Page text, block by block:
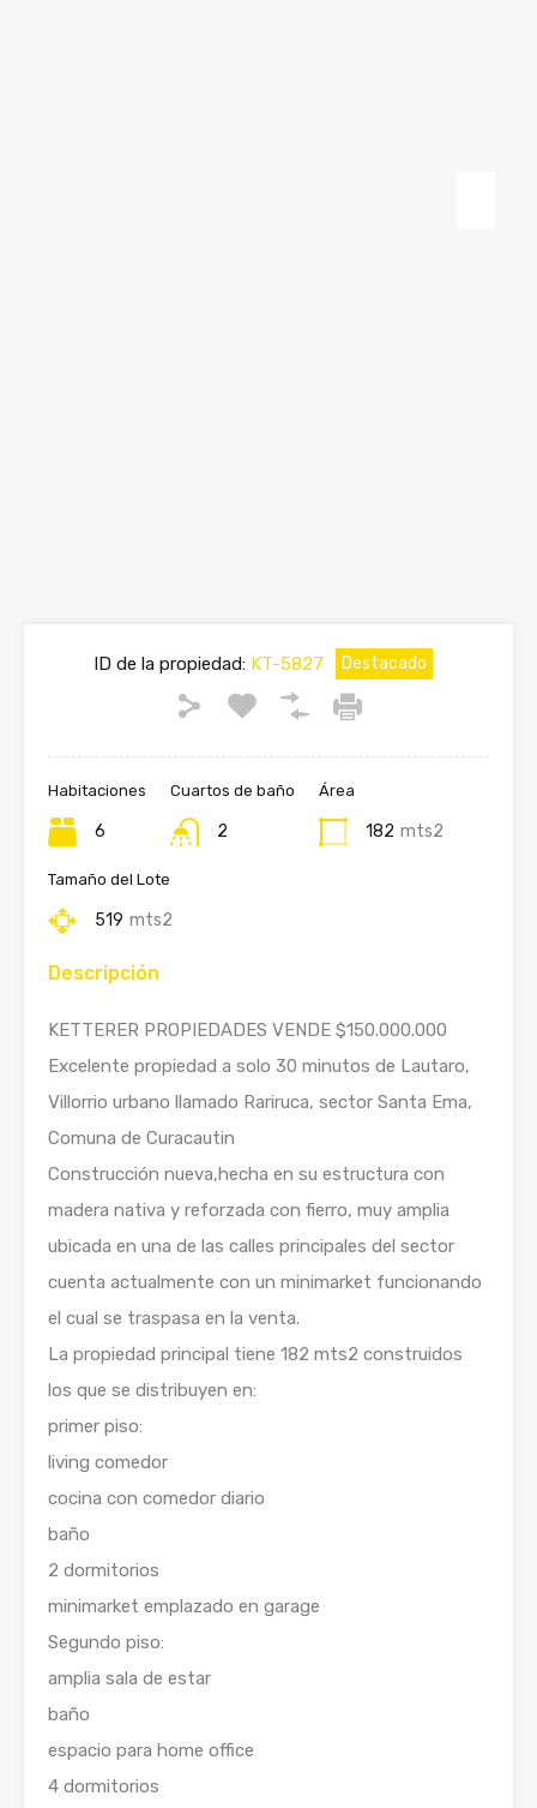
ID de la propiedad:KT-5827 Destacado
Habitaciones
6
Cuartos de baño
2
Área
182 mts2
Tamaño del Lote
519 mts2
Descripción
KETTERER PROPIEDADES VENDE $150.000.000
Excelente propiedad a solo 30 minutos de Lautaro,
Villorrio urbano llamado Rariruca, sector Santa Ema,
Comuna de Curacautin
Construcción nueva,hecha en su estructura con
madera nativa y reforzada con fierro, muy amplia
ubicada en una de las calles principales del sector
cuenta actualmente con un minimarket funcionando
el cual se traspasa en la venta.
La propiedad principal tiene 182 mts2 construidos
los que se distribuyen en:
primer piso:
living comedor
cocina con comedor diario
baño
2 dormitorios
minimarket emplazado en garage
Segundo piso:
amplia sala de estar
baño
espacio para home office
4 dormitorios